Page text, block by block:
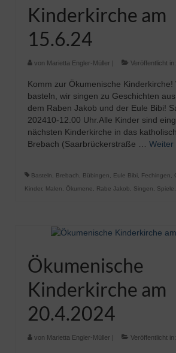
Kinderkirche am
15.6.24
von Marietta Engler-Müller | Veröffentlicht in:
Komm zur Ökumenische Kinderkirche!
basteln, wir singen zu Geschichten
dem Raben Jakob und der Eule Bibi!
202410-12.00 Uhr.Alle Kinder sind
nächsten Kinderkirche in das
Brebach (Saarbrückerstraße … Weiter
Basteln Brebach Bübingen Eule Bibi Fechingen
Kinder, Malen Ökumene Rabe Jakob Singen Spiele
Ökumenische
Kinderkirche am
20.4.2024
von Marietta Engler-Müller Veröffentlicht in: